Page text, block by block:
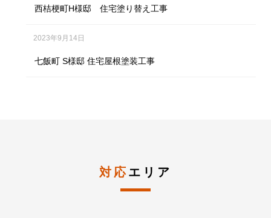
西桔梗町H様邸 住宅塗り替え工事
2023年9月14日
七飯町 S様邸 住宅屋根塗装工事
対応エリア